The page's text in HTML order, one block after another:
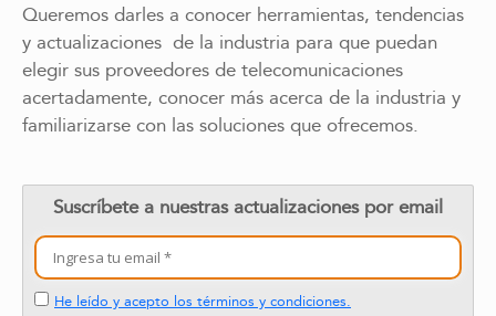
Queremos darles a conocer herramientas, tendencias
y actualizaciones de la industria para que puedan
elegir sus proveedores de telecomunicaciones
acertadamente, conocer más acerca de la industria y
familiarizarse con las soluciones que ofrecemos.
Suscríbete a nuestras actualizaciones por email
He leído y acepto los términos y condiciones.